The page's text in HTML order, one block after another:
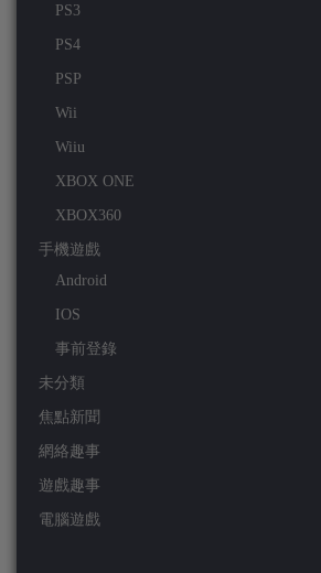
PS3
PS4
PSP
Wii
Wiiu
XBOX ONE
XBOX360
手機遊戲
Android
IOS
事前登錄
未分類
焦點新聞
網絡趣事
遊戲趣事
電腦遊戲